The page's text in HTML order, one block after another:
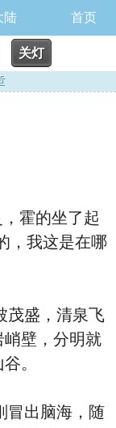
陆 首页
关灯
霍的坐了起
，我这是在哪
盛，清泉飞
壁，分明就
。
出脑海，随